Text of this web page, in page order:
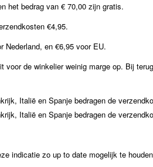
het bedrag van € 70,00 zijn gratis.
€4,95.
Nederland, en €6,95 voor EU.
de winkelier weinig marge op. Bij
Italië en Spanje bedragen de
Italië en Spanje bedragen de
indicatie zo up to date mogelijk te